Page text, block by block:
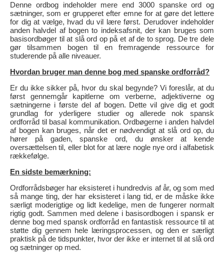
Denne ordbog indeholder mere end 3000 spanske ord og
sætninger, som er grupperet efter emne for at gøre det lettere
for dig at vælge, hvad du vil lære først. Derudover indeholder
anden halvdel af bogen to indeksafsnit, der kan bruges som
basisordbøger til at slå ord op på et af de to sprog. De tre dele
gør tilsammen bogen til en fremragende ressource for
studerende på alle niveauer.
Hvordan bruger man denne bog med spanske ordforråd?
Er du ikke sikker på, hvor du skal begynde? Vi foreslår, at du
først gennemgår kapitlerne om verberne, adjektiverne og
sætningerne i første del af bogen. Dette vil give dig et godt
grundlag for yderligere studier og allerede nok spansk
ordforråd til basal kommunikation. Ordbøgerne i anden halvdel
af bogen kan bruges, når det er nødvendigt at slå ord op, du
hører på gaden, spanske ord, du ønsker at kende
oversættelsen til, eller blot for at lære nogle nye ord i alfabetisk
rækkefølge.
En sidste bemærkning:
Ordforrådsbøger har eksisteret i hundredvis af år, og som med
så mange ting, der har eksisteret i lang tid, er de måske ikke
særligt moderigtige og lidt kedelige, men de fungerer normalt
rigtig godt. Sammen med delene i basisordbogen i spansk er
denne bog med spansk ordforråd en fantastisk ressource til at
støtte dig gennem hele læringsprocessen, og den er særligt
praktisk på de tidspunkter, hvor der ikke er internet til at slå ord
og sætninger op med.